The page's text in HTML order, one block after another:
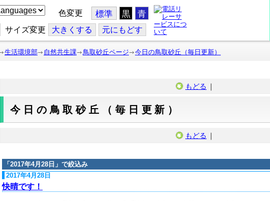
色変更 標準 黒 青
サイズ変更 大きくする 元にもどす
生活環境部 自然共生課 鳥取砂丘ページ 今日の鳥取砂丘（毎日更新）
もどる ｜
今日の鳥取砂丘（毎日更新）
もどる ｜
「 2017年4月28日 」で絞込み
2017年4月28日
快晴です！